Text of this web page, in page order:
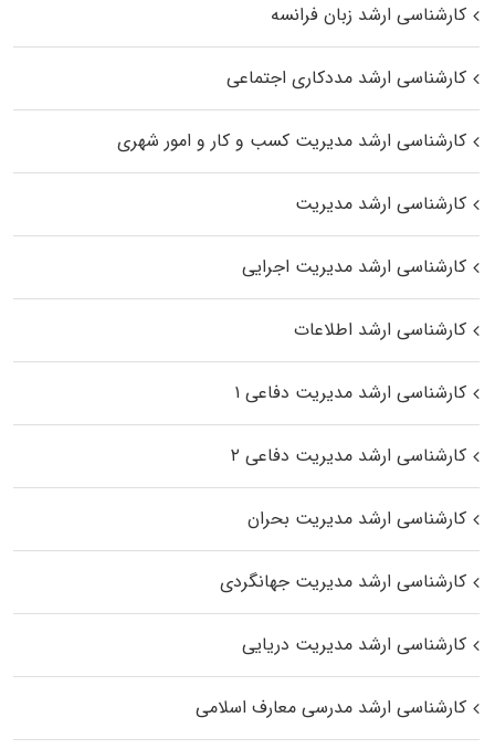
کارشناسی ارشد زبان فرانسه
کارشناسی ارشد مددکاری اجتماعی
کارشناسی ارشد مدیریت کسب و کار و امور شهری
کارشناسی ارشد مدیریت
کارشناسی ارشد مدیریت اجرایی
کارشناسی ارشد اطلاعات
کارشناسی ارشد مدیریت دفاعی ۱
کارشناسی ارشد مدیریت دفاعی ۲
کارشناسی ارشد مدیریت بحران
کارشناسی ارشد مدیریت جهانگردی
کارشناسی ارشد مدیریت دریایی
کارشناسی ارشد مدرسی معارف اسلامی